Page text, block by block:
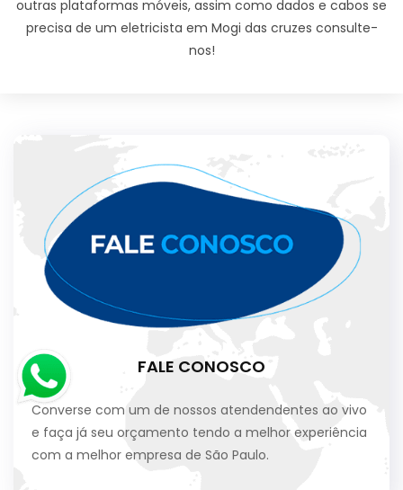
outras plataformas móveis, assim como dados e cabos se
precisa de um eletricista em Mogi das cruzes consulte-
nos!
FALE CONOSCO
Converse com um de nossos atendendentes ao vivo
e faça já seu orçamento tendo a melhor experiência
com a melhor empresa de São Paulo.